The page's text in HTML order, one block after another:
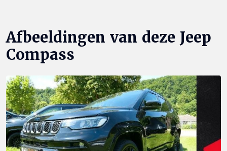
Afbeeldingen van deze Jeep
Compass